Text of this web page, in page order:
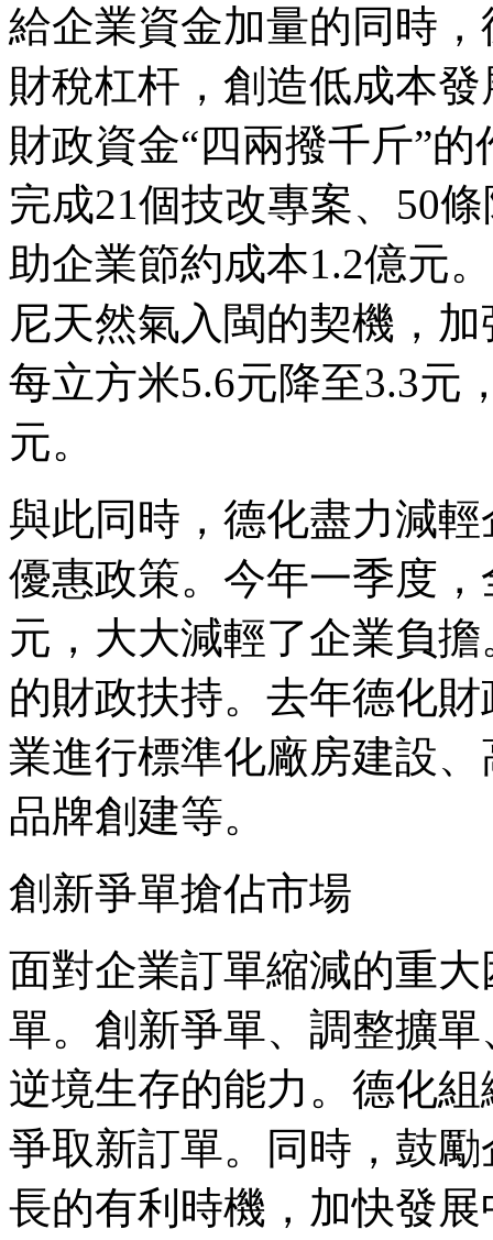
給企業資金加量的同時
財稅杠杆，創造低成本
財政資金“四兩撥千斤”
完成21個技改專案、50
助企業節約成本1.2億元
尼天然氣入閩的契機，
每立方米5.6元降至3.3元
元。
與此同時，德化盡力減
優惠政策。今年一季度
元，大大減輕了企業負
的財政扶持。去年德化
業進行標準化廠房建設
品牌創建等。
創新爭單搶佔市場
面對企業訂單縮減的重
單。創新爭單、調整擴
逆境生存的能力。德化
爭取新訂單。同時，鼓
長的有利時機，加快發